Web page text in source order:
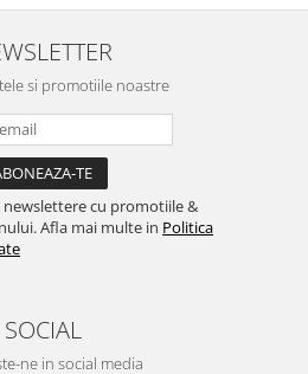
si promotiile noastre
newslettere cu promotiile &
Afla mai multe in Politica
SOCIAL
ne in social media